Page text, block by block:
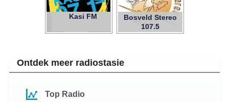
Kasi FM
Bosveld Stereo
107.5
Ontdek meer radiostasie
Top Radio